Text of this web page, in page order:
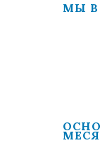
МЫ В